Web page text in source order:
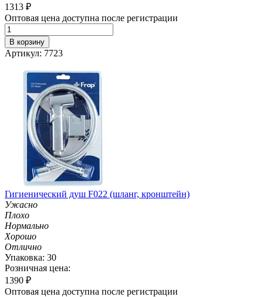
1313 ₽
Оптовая цена доступна после регистрации
В корзину
Артикул: 7723
Гигиенический душ F022 (шланг, кронштейн)
Ужасно
Плохо
Нормально
Хорошо
Отлично
Упаковка: 30
Розничная цена:
1390 ₽
Оптовая цена доступна после регистрации